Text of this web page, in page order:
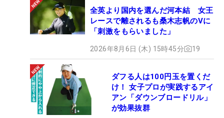
全英より国内を選んだ河本結 女王
レースで離されるも桑木志帆のVに
「刺激をもらいました」
2026年8月6日 (木) 15時45分 19
ダフる人は100円玉を置くだ
け！ 女子プロが実践するアイ
アン「ダウンブロードリル」
が効果抜群